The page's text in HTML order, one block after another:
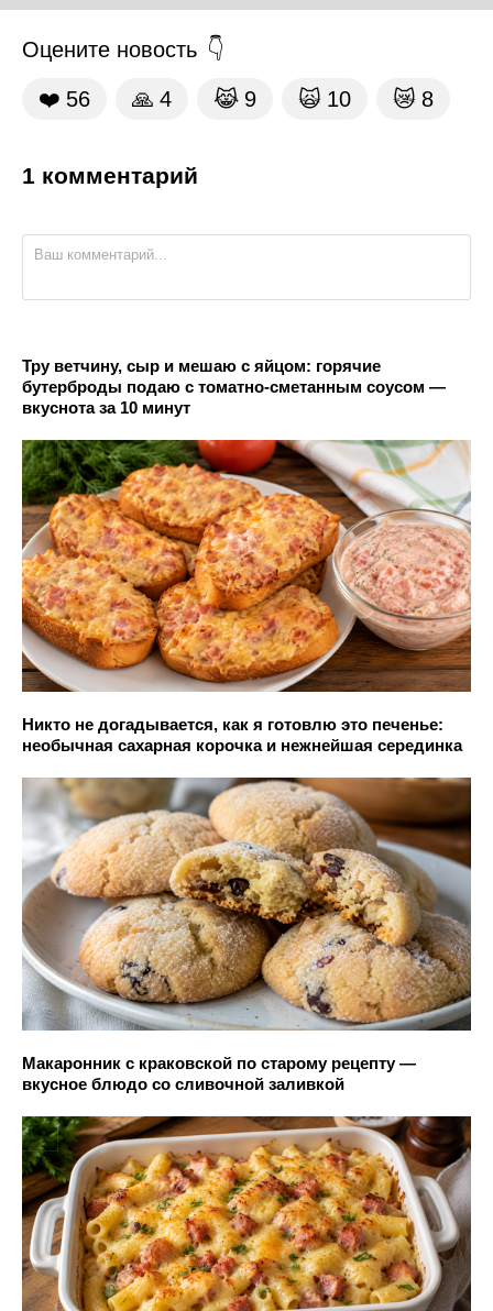
Оцените новость
❤️ 56 🙏 4 😹 9 🙀 10 😿 8
1 комментарий
Тру ветчину, сыр и мешаю с яйцом: горячие
бутерброды подаю с томатно-сметанным соусом —
вкуснота за 10 минут
Никто не догадывается, как я готовлю это печенье:
необычная сахарная корочка и нежнейшая серединка
Макаронник с краковской по старому рецепту —
вкусное блюдо со сливочной заливкой